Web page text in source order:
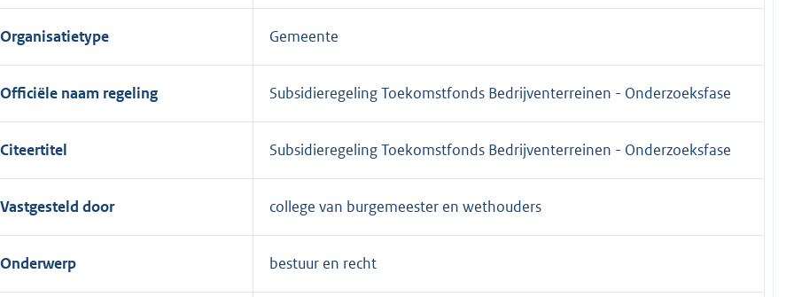
Organisatietype Gemeente
Officiële naam regeling Subsidieregeling Toekomstfonds Bedrijventerreinen - Onderzoeksfase
Citeertitel Subsidieregeling Toekomstfonds Bedrijventerreinen - Onderzoeksfase
Vastgesteld door college van burgemeester en wethouders
Onderwerp bestuur en recht